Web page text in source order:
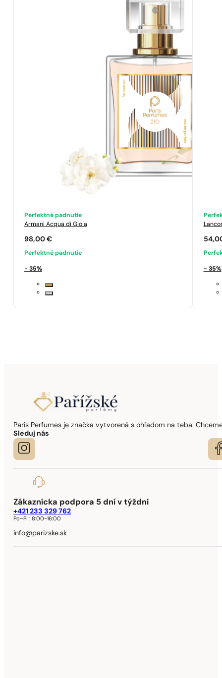
Perfektné padnutie
Armani Acqua di Gioia
98,00 €
Perfektné padnutie
- 35% - 35%
Paris Perfumes je značka vytvorená s ohľadom na teba.
Sleduj nás
Zákaznícka podpora 5 dní v týždni
+421 233 329 762
Po–Pi :8:00-16:00
info@parizske.sk